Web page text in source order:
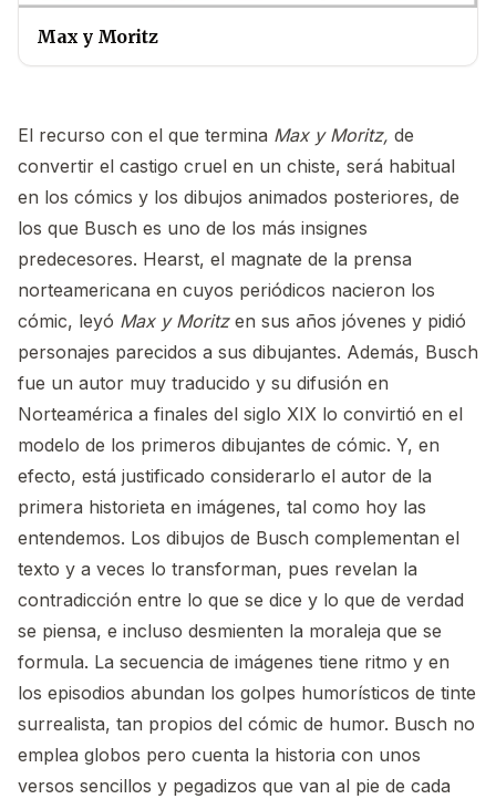
Max y Moritz
El recurso con el que termina Max y Moritz, de
convertir el castigo cruel en un chiste, será habitual
en los cómics y los dibujos animados posteriores, de
los que Busch es uno de los más insignes
predecesores. Hearst, el magnate de la prensa
norteamericana en cuyos periódicos nacieron los
cómic, leyó Max y Moritz en sus años jóvenes y pidió
personajes parecidos a sus dibujantes. Además, Busch
fue un autor muy traducido y su difusión en
Norteamérica a finales del siglo XIX lo convirtió en el
modelo de los primeros dibujantes de cómic. Y, en
efecto, está justificado considerarlo el autor de la
primera historieta en imágenes, tal como hoy las
entendemos. Los dibujos de Busch complementan el
texto y a veces lo transforman, pues revelan la
contradicción entre lo que se dice y lo que de verdad
se piensa, e incluso desmienten la moraleja que se
formula. La secuencia de imágenes tiene ritmo y en
los episodios abundan los golpes humorísticos de tinte
surrealista, tan propios del cómic de humor. Busch no
emplea globos pero cuenta la historia con unos
versos sencillos y pegadizos que van al pie de cada